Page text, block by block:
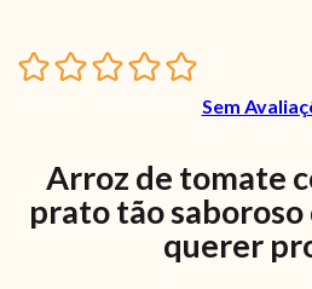
Sem
Arroz de tomate
prato tão
querer